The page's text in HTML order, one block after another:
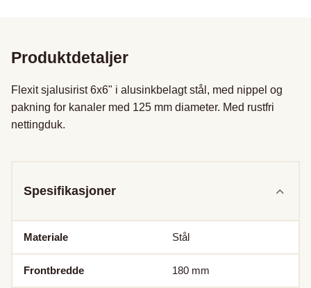
Produktdetaljer
Flexit sjalusirist 6x6" i alusinkbelagt stål, med nippel og
pakning for kanaler med 125 mm diameter. Med rustfri
nettingduk.
Spesifikasjoner
Materiale Stål
Frontbredde 180 mm